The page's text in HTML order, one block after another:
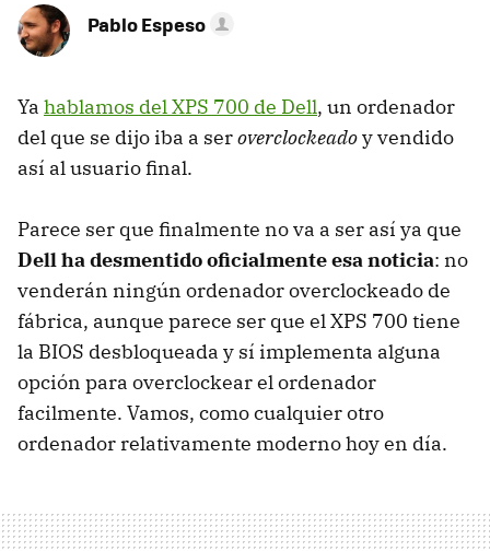
Pablo Espeso
Ya hablamos del XPS 700 de Dell, un ordenador
del que se dijo iba a seroverclockeadoy vendido
así al usuario final.
Parece ser que finalmente no va a ser así ya que
Dell ha desmentido oficialmente esa noticia: no
venderán ningún ordenador overclockeado de
fábrica, aunque parece ser que el XPS 700 tiene
la BIOS desbloqueada y sí implementa alguna
opción para overclockear el ordenador
facilmente. Vamos, como cualquier otro
ordenador relativamente moderno hoy en día.